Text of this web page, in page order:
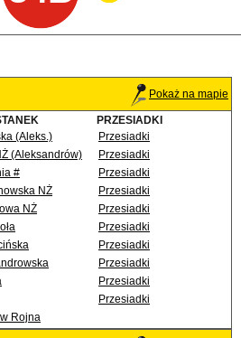
Pokaż na mapie
PRZESIADKI
(Aleks.)
Przesiadki
(Aleksandrów)
Przesiadki
#
Przesiadki
NŻ
Przesiadki
NŻ
Przesiadki
Przesiadki
Przesiadki
Przesiadki
Przesiadki
Przesiadki
Rojna